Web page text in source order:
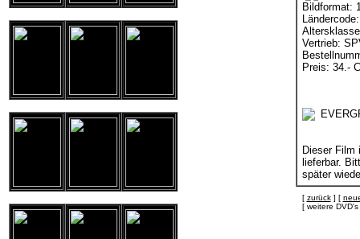
Bildformat:
Vertrieb:
Preis: 34.-
Dieser Film
lieferbar.
später
[ zurück] [
[ weitere